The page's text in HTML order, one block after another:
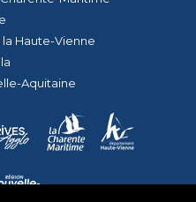
Haute-Vienne
Aquitaine